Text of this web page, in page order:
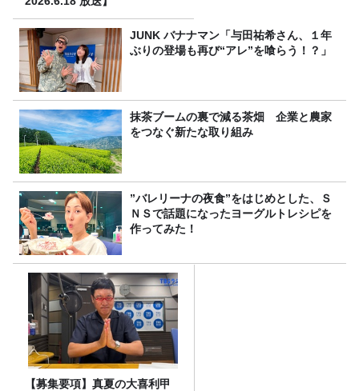
JUNK バナナマン「与田祐希さん、１年
ぶりの登場も再び“アレ”を喰らう！？」
抹茶ブームの裏で減る茶畑 企業と農家
をつなぐ新たな取り組み
”バレリーナの夜食”をはじめとした、Ｓ
ＮＳで話題になったヨーグルトレシピを
作ってみた！
【募集要項】真夏の大喜利甲